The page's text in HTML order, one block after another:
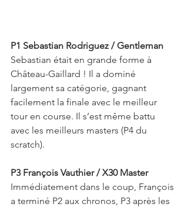
P1 Sebastian Rodriguez / Gentleman
Sebastian était en grande forme à
Château-Gaillard ! Il a dominé
largement sa catégorie, gagnant
facilement la finale avec le meilleur
tour en course. Il s’est même battu
avec les meilleurs masters (P4 du
scratch).
P3 François Vauthier / X30 Master
Immédiatement dans le coup, François
a terminé P2 aux chronos, P3 après les